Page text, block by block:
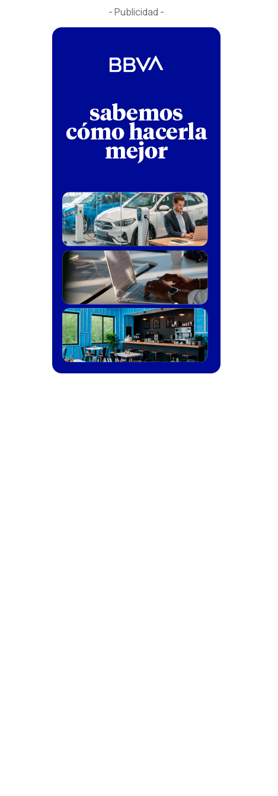
- Publicidad -